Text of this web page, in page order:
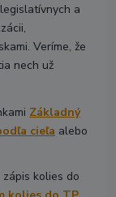
a
Veríme, že
nech už
Základný
cieľa alebo
kolies do